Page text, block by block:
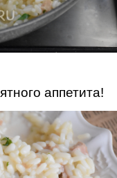
аппетита!